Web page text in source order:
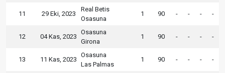
11 29 Eki, 2023
Real Betis
Osasuna
1 90 - - - -
12 04 Kas, 2023
Osasuna
Girona
1 90 - - - -
13 11 Kas, 2023
Osasuna
Las Palmas
1 90 - - - -